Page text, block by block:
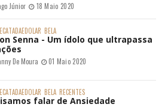
Júnior 18 Maio 2020
BELA
Senna - Um ídolo que ultrapassa
De Moura 01 Maio 2020
BELA RECENTES
falar de Ansiedade